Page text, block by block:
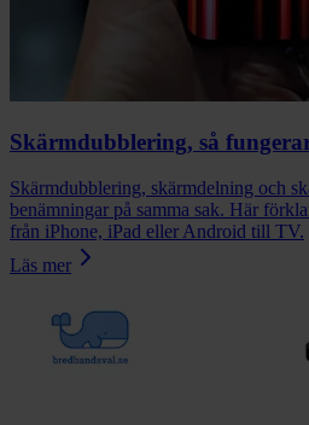
Skärmdubblering, så
Skärmdubblering, skärmdelning och
benämningar på samma sak. Här
från iPhone, iPad eller Android till TV.
Läs mer